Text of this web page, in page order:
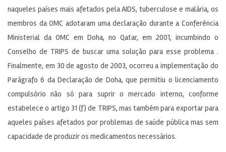
naqueles países mais afetados pela AIDS, tuberculose e malária, os
membros da OMC adotaram uma declaração durante a Conferência
Ministerial da OMC em Doha, no Qatar, em 2001, incumbindo o
Conselho de TRIPS de buscar uma solução para esse problema .
Finalmente, em 30 de agosto de 2003, ocorreu a implementação do
Parágrafo 6 da Declaração de Doha, que permitiu o licenciamento
compulsório não só para suprir o mercado interno, conforme
estabelece o artigo 31 (f) de TRIPS, mas também para exportar para
aqueles países afetados por problemas de saúde pública mas sem
capacidade de produzir os medicamentos necessários.